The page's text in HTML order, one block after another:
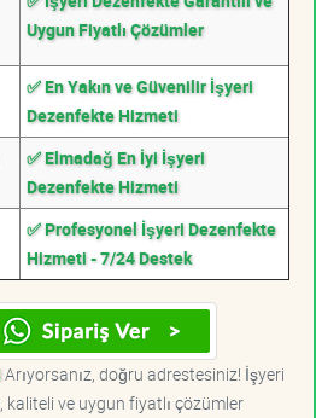
Uygun Fiyatlı Çözümler
✅ En Yakın ve Güvenilir İşyeri
Dezenfekte Hizmeti
✅ Elmadağ En İyi İşyeri
Dezenfekte Hizmeti
✅ Profesyonel İşyeri Dezenfekte
Hizmeti - 7/24 Destek
Arıyorsanız, doğru adrestesiniz! İşyeri
ve uygun fiyatlı çözümler